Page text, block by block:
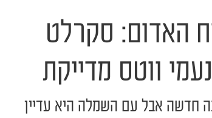
האדום: סקרלט
ווטס מדייקת
חדשה אבל עם השמלה היא עדיין